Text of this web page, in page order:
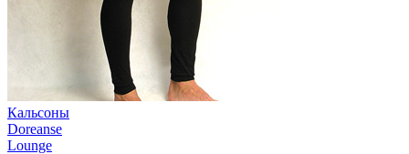
Кальсоны
Doreanse
Lounge